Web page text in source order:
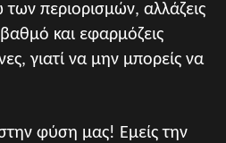
περιορισμών, αλλάζεις
και εφαρμόζεις
γιατί να μην μπορείς να
φύση μας! Εμείς την